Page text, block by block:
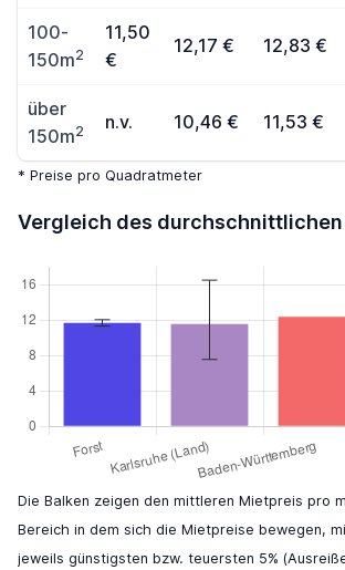
100-
150m2
11,50
€
12,17 € 12,83 €
über
150m2 n.v. 10,46 € 11,53 €
* Preise pro Quadratmeter
Vergleich des
Die Balken zeigen den mittleren Mietpreis pro m
Bereich in dem sich die Mietpreise bewegen,
jeweils günstigsten bzw. teuersten 5%